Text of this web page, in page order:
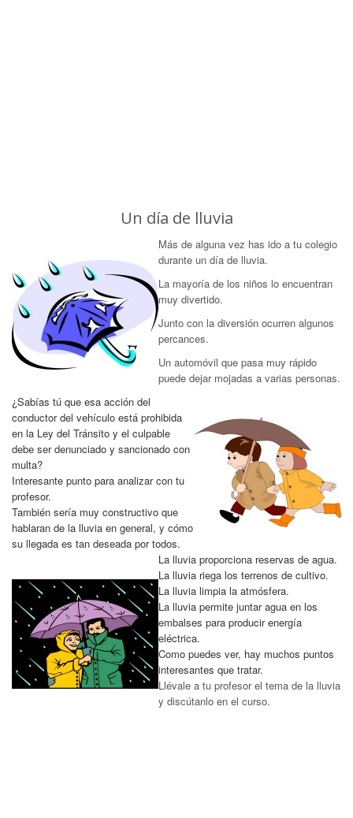
Un día de lluvia
Más de alguna vez has ido a tu colegio
durante un día de lluvia.
La mayoría de los niños lo encuentran
muy divertido.
Junto con la diversión ocurren algunos
percances.
Un automóvil que pasa muy rápido
puede dejar mojadas a varias personas.
¿Sabías tú que esa acción del
conductor del vehículo está prohibida
en la Ley del Tránsito y el culpable
debe ser denunciado y sancionado con
multa?
Interesante punto para analizar con tu
profesor.
También sería muy constructivo que
hablaran de la lluvia en general, y cómo
su llegada es tan deseada por todos.
La lluvia proporciona reservas de agua.
La lluvia riega los terrenos de cultivo.
La lluvia limpia la atmósfera.
La lluvia permite juntar agua en los
embalses para producir energía
eléctrica.
Como puedes ver, hay muchos puntos
interesantes que tratar.
Llévale a tu profesor el tema de la lluvia
y discútanlo en el curso.